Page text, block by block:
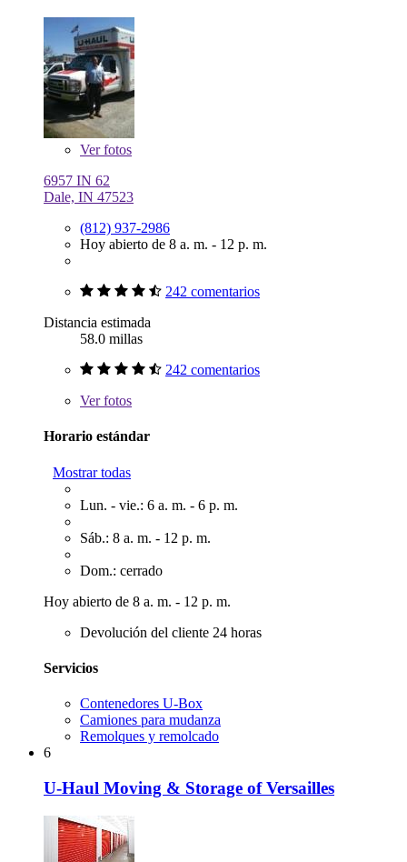
Verfotos
6957 IN 62
Dale, IN 47523
(812) 937-2986
Hoy abierto de 8 a. m. - 12 p. m.
242 comentarios
Distancia estimada
58.0 millas
242 comentarios
Verfotos
Horario estándar
Mostrar todas
Lun. - vie.: 6 a. m. - 6 p. m.
Sáb.: 8 a. m. - 12 p. m.
Dom.: cerrado
Hoy abierto de 8 a. m. - 12 p. m.
Devolución del cliente 24 horas
Servicios
Contenedores U-Box
Camiones para mudanza
Remolques y remolcado
6
U-Haul Moving & Storage of Versailles